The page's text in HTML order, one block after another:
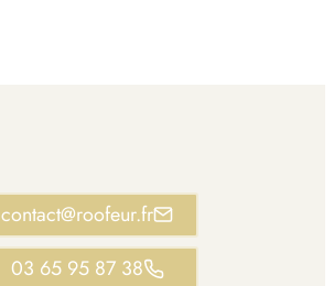
contact@roofeur.fr
03 65 95 87 38